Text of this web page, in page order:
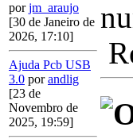
porjm_araujo
[30 de Janeiro de
2026, 17:10]
Ajuda Pcb USB
3.0 porandlig
[23 de
Novembro de
2025, 19:59]